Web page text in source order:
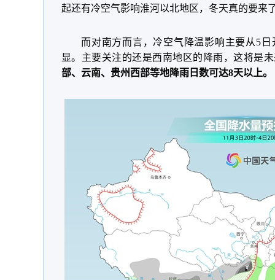
起还有冷空气影响淮河以北地区，冬天真的要来
而对南方而言，冷空气降温影响主要从5
显。主要关注的还是西南地区的降雨，这将是
部、云南、贵州西部等地降雨日数可达8天以上。